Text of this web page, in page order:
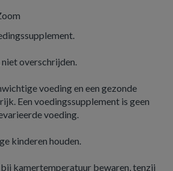
overschrijden.
voeding en een gezonde
Een voedingssupplement is geen
voeding.
kinderen houden.
kamertemperatuur bewaren, tenzij